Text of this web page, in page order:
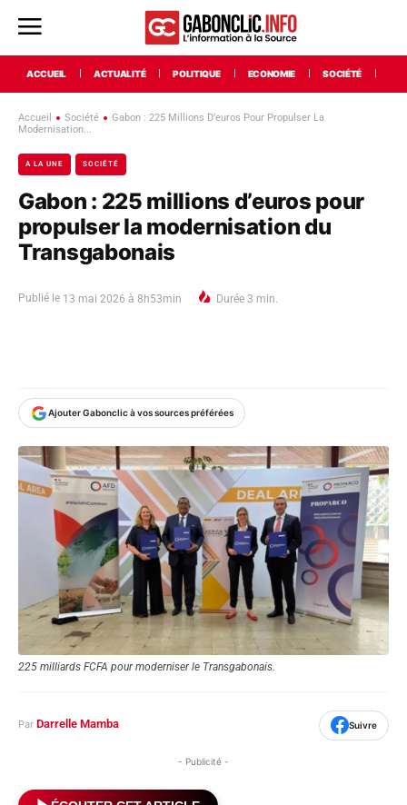
ACCUEIL ACTUALITÉ POLITIQUE ECONOMIE SOCIÉTÉ
Accueil Société
Gabon : 225 Millions D’euros Pour Propulser La
Modernisation...
A LA UNE SOCIÉTÉ
Gabon : 225 millions d’euros pour
propulser la modernisation du
Transgabonais
Publié le 13 mai 2026 à 8h53min Durée 3 min.
Ajouter Gabonclic à vos sources préférées
225 milliards FCFA pour moderniser le Transgabonais.
Par Darrelle Mamba Suivre
- Publicité -